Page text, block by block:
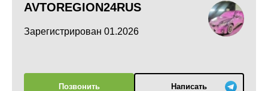
AVTOREGION24RUS
Зарегистрирован 01.2026
Позвонить Написать